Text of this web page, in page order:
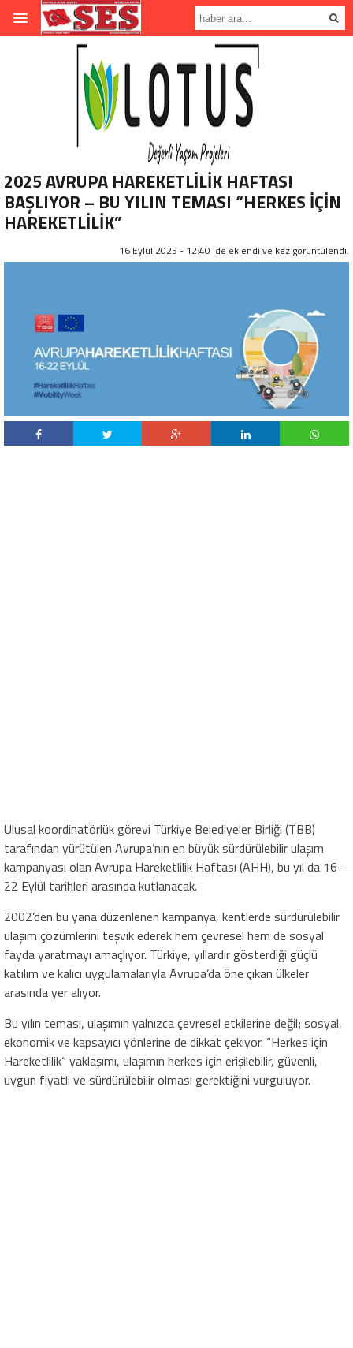
2025 AVRUPA HAREKETLİLİK HAFTASI
BAŞLIYOR – BU YILIN TEMASI “HERKES İÇİN
HAREKETLİLİK”
16 Eylül 2025 - 12:40 'de eklendi ve kez görüntülendi.
Ulusal koordinatörlük görevi Türkiye Belediyeler Birliği (TBB)
tarafından yürütülen Avrupa’nın en büyük sürdürülebilir ulaşım
kampanyası olan Avrupa Hareketlilik Haftası (AHH), bu yıl da 16-
22 Eylül tarihleri arasında kutlanacak.
2002’den bu yana düzenlenen kampanya, kentlerde sürdürülebilir
ulaşım çözümlerini teşvik ederek hem çevresel hem de sosyal
fayda yaratmayı amaçlıyor. Türkiye, yıllardır gösterdiği güçlü
katılım ve kalıcı uygulamalarıyla Avrupa’da öne çıkan ülkeler
arasında yer alıyor.
Bu yılın teması, ulaşımın yalnızca çevresel etkilerine değil; sosyal,
ekonomik ve kapsayıcı yönlerine de dikkat çekiyor. “Herkes için
Hareketlilik” yaklaşımı, ulaşımın herkes için erişilebilir, güvenli,
uygun fiyatlı ve sürdürülebilir olması gerektiğini vurguluyor.